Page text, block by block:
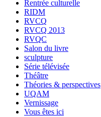
Rentrée culturelle
RIDM
RVCQ
RVCQ 2013
RVQC
Salon du livre
sculpture
Série télévisée
Théâtre
Théories & perspectives
UQAM
Vernissage
Vous êtes ici